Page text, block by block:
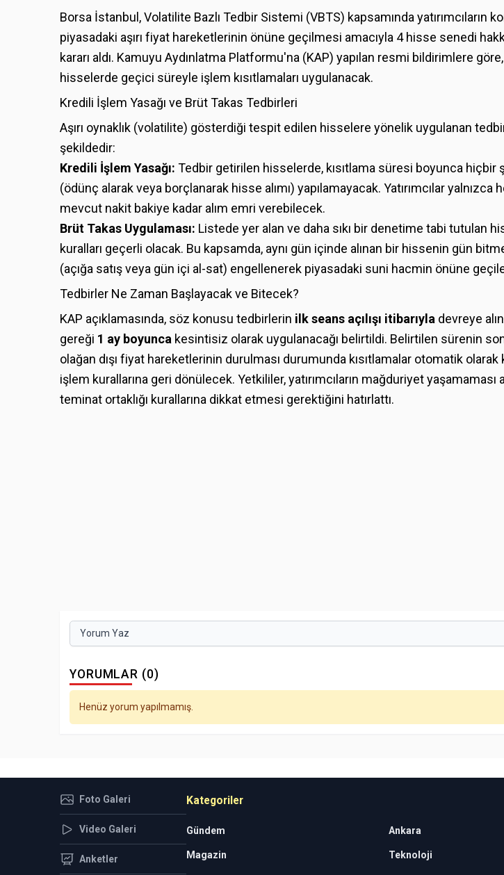
Borsa İstanbul, Volatilite Bazlı Tedbir Sistemi (VBTS) kapsamında yatırımcıların
piyasadaki aşırı fiyat hareketlerinin önüne geçilmesi amacıyla 4 hisse senedi
kararı aldı. Kamuyu Aydınlatma Platformu'na (KAP) yapılan resmi bildirimlere
hisselerde geçici süreyle işlem kısıtlamaları uygulanacak.
Kredili İşlem Yasağı ve Brüt Takas Tedbirleri
Aşırı oynaklık (volatilite) gösterdiği tespit edilen hisselere yönelik uygulanan
şekildedir:
Kredili İşlem Yasağı: Tedbir getirilen hisselerde, kısıtlama süresi boyunca hiçbir
(ödünç alarak veya borçlanarak hisse alımı) yapılamayacak. Yatırımcılar yalnızca
mevcut nakit bakiye kadar alım emri verebilecek.
Brüt Takas Uygulaması: Listede yer alan ve daha sıkı bir denetime tabi tutulan
kuralları geçerli olacak. Bu kapsamda, aynı gün içinde alınan bir hissenin gün
(açığa satış veya gün içi al-sat) engellenerek piyasadaki suni hacmin önüne
Tedbirler Ne Zaman Başlayacak ve Bitecek?
KAP açıklamasında, söz konusu tedbirlerin ilk seans açılışı itibarıyla devreye
gereği 1 ay boyunca kesintisiz olarak uygulanacağı belirtildi. Belirtilen sürenin
olağan dışı fiyat hareketlerinin durulması durumunda kısıtlamalar otomatik
işlem kurallarına geri dönülecek. Yetkililer, yatırımcıların mağduriyet yaşamaması
teminat ortaklığı kurallarına dikkat etmesi gerektiğini hatırlattı.
Yorum Yaz
YORUMLAR (0)
Henüz yorum yapılmamış.
Foto Galeri
Video Galeri
Anketler
Kategoriler
Gündem Ankara
Magazin Teknoloji